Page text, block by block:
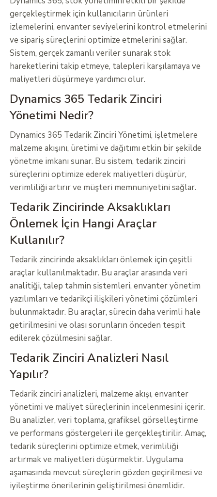
gerçekleştirmek için kullanıcıların ürünleri
izlemelerini, envanter seviyelerini kontrol etmelerini
ve sipariş süreçlerini optimize etmelerini sağlar.
Sistem, gerçek zamanlı veriler sunarak stok
hareketlerini takip etmeye, talepleri karşılamaya ve
maliyetleri düşürmeye yardımcı olur.
Dynamics 365 Tedarik Zinciri
Yönetimi Nedir?
Dynamics 365 Tedarik Zinciri Yönetimi, işletmelere
malzeme akışını, üretimi ve dağıtımı etkin bir şekilde
yönetme imkanı sunar. Bu sistem, tedarik zinciri
süreçlerini optimize ederek maliyetleri düşürür,
verimliliği artırır ve müşteri memnuniyetini sağlar.
Tedarik Zincirinde Aksaklıkları
Önlemek İçin Hangi Araçlar
Kullanılır?
Tedarik zincirinde aksaklıkları önlemek için çeşitli
araçlar kullanılmaktadır. Bu araçlar arasında veri
analitiği, talep tahmin sistemleri, envanter yönetim
yazılımları ve tedarikçi ilişkileri yönetimi çözümleri
bulunmaktadır. Bu araçlar, sürecin daha verimli hale
getirilmesini ve olası sorunların önceden tespit
edilerek çözülmesini sağlar.
Tedarik Zinciri Analizleri Nasıl
Yapılır?
Tedarik zinciri analizleri, malzeme akışı, envanter
yönetimi ve maliyet süreçlerinin incelenmesini içerir.
Bu analizler, veri toplama, grafiksel görselleştirme
ve performans göstergeleri ile gerçekleştirilir. Amaç,
tedarik süreçlerini optimize etmek, verimliliği
artırmak ve maliyetleri düşürmektir. Uygulama
aşamasında mevcut süreçlerin gözden geçirilmesi ve
iyileştirme önerilerinin geliştirilmesi önemlidir.